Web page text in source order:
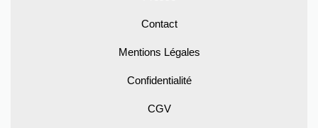
Contact
Mentions Légales
Confidentialité
CGV